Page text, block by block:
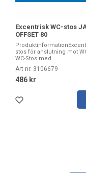
Excentrisk WC-stos
OFFSET 80
stos för anslutning mot
WC-Stos med ...
Art nr. 3106679
486 kr